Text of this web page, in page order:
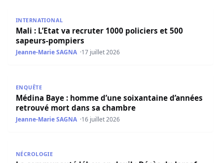
INTERNATIONAL
Mali : L’Etat va recruter 1000 policiers et 500
sapeurs-pompiers
Jeanne-Marie SAGNA 17 juillet 2026
ENQUÊTE
Médina Baye : homme d’une soixantaine d’années
retrouvé mort dans sa chambre
Jeanne-Marie SAGNA 16 juillet 2026
NÉCROLOGIE